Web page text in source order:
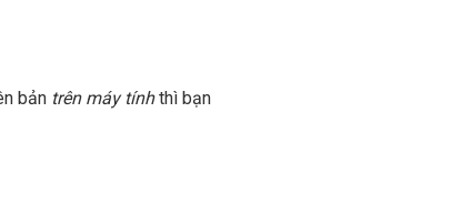
bản trên máy tínhthì bạn